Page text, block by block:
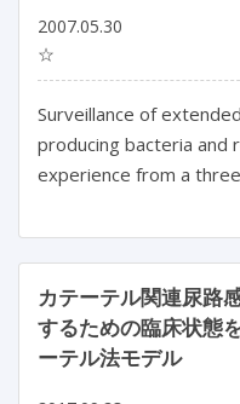
2007.05.30
☆
Surveillance of
producing bacteria and
experience from a
カテーテル関連尿路
するための臨床状態
ーテル法モデル